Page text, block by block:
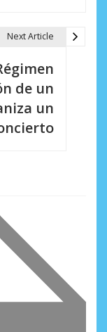
Next Article
de un
un